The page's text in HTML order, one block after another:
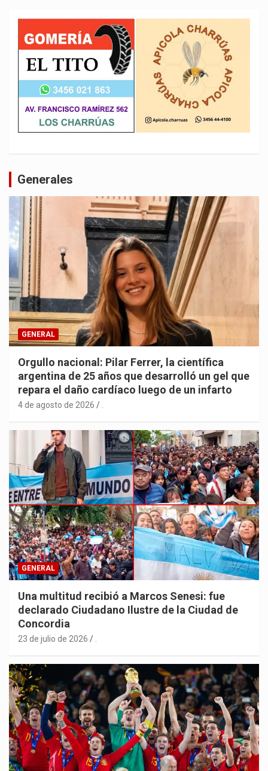
Generales
GENERAL
Orgullo nacional: Pilar Ferrer, la científica
argentina de 25 años que desarrolló un gel que
repara el daño cardíaco luego de un infarto
4 de agosto de 2026
GENERAL
Una multitud recibió a Marcos Senesi: fue
declarado Ciudadano Ilustre de la Ciudad de
Concordia
23 de julio de 2026